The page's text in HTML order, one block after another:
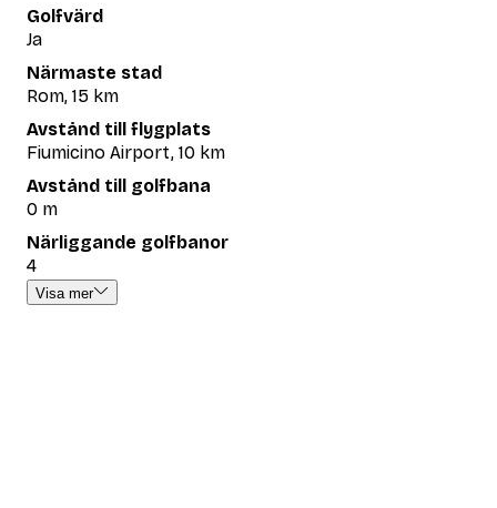
Golfvärd
Ja
Närmaste stad
Rom, 15 km
Avstånd till flygplats
Fiumicino Airport, 10 km
Avstånd till golfbana
0 m
Närliggande golfbanor
4
Visa mer